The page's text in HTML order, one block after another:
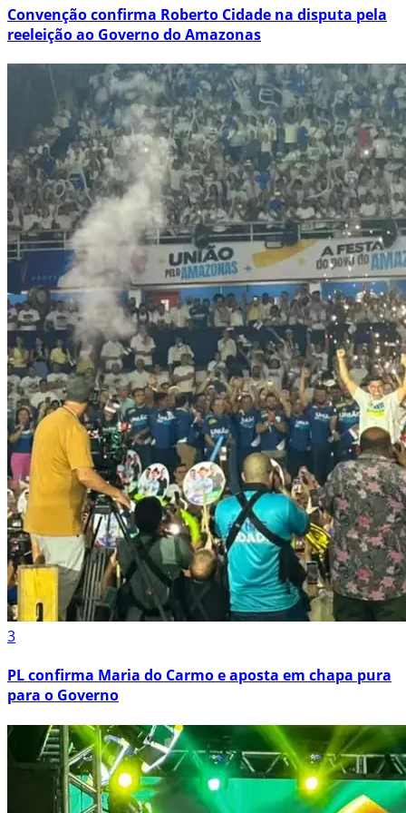
Convenção confirma Roberto Cidade na disputa pela
reeleição ao Governo do Amazonas
3
PL confirma Maria do Carmo e aposta em chapa pura
para o Governo